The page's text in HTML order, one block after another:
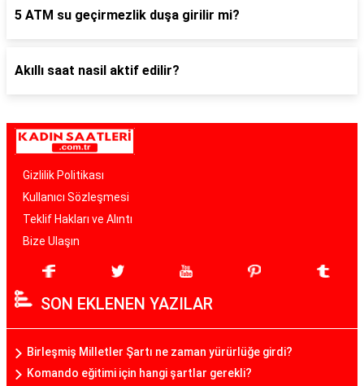
5 ATM su geçirmezlik duşa girilir mi?
Akıllı saat nasil aktif edilir?
Gizlilik Politikası
Kullanıcı Sözleşmesi
Teklif Hakları ve Alıntı
Bize Ulaşın
SON EKLENEN YAZILAR
Birleşmiş Milletler Şartı ne zaman yürürlüğe girdi?
Komando eğitimi için hangi şartlar gerekli?